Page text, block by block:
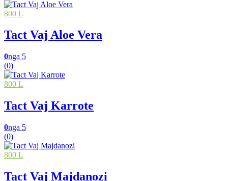
800 L
Tact Vaj Aloe Vera
0nga 5
(0)
800 L
Tact Vaj Karrote
0nga 5
(0)
800 L
Tact Vaj Majdanozi